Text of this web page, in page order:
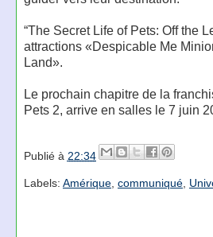
“The Secret Life of Pets: Off the
attractions «Despicable Me
Land».
Le prochain chapitre de la
Pets 2, arrive en salles le 7 juin
Publié à 22:34
Labels: Amérique, communiqué,